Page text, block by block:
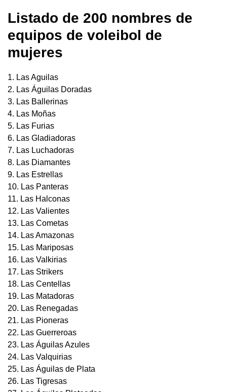
Listado de 200 nombres de
equipos de voleibol de
mujeres
1. Las Aguilas
2. Las Águilas Doradas
3. Las Ballerinas
4. Las Moñas
5. Las Furias
6. Las Gladiadoras
7. Las Luchadoras
8. Las Diamantes
9. Las Estrellas
10. Las Panteras
11. Las Halconas
12. Las Valientes
13. Las Cometas
14. Las Amazonas
15. Las Mariposas
16. Las Valkirias
17. Las Strikers
18. Las Centellas
19. Las Matadoras
20. Las Renegadas
21. Las Pioneras
22. Las Guerreroas
23. Las Águilas Azules
24. Las Valquirias
25. Las Águilas de Plata
26. Las Tigresas